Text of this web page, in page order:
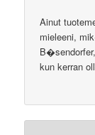
Ainut
mieleeni,
kun kerran